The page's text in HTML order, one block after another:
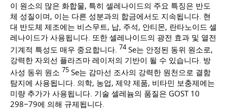
이 원소의 많은 화합물, 특히 셀레나이드의 주요 특징은 반도
체 성질이며, 이는 다른 성분과의 합금에서도 지속됩니다. 현
대 반도체 제조에는 비스무트, 납, 주석, 안티몬, 란타노이드 셀
레나이드가 사용됩니다. 또한 셀레나이드의 광전 효과 및 열전
기계적 특성도 매우 중요합니다. 74Se는 안정된 동위 원소로,
강력한 자외선 플라즈마 레이저의 기반이 될 수 있습니다. 방
사성 동위 원소 75 Se는 감마선 조사의 강력한 원천으로 결함
탐지에 사용됩니다. 의학, 농업, 제약 제품, 비타민 보충제에는
미량 추가가 사용됩니다. 기술 셀레늄의 품질은 GOST 10
298−79에 의해 규제됩니다.